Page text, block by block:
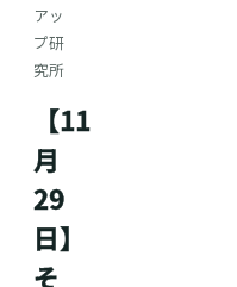
アッ
プ研
究所
【11
月
29
日】
そ